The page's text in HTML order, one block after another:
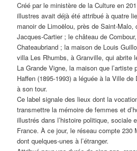
Créé par le ministère de la Culture en
illustres avait déjà été attribué à quatre
manoir de Limoëlou, près de Saint-Malo,
Jacques-Cartier ; le château de
Chateaubriand ; la maison de Louis
villa Les Rhumbs, à Granville, qui abrite
La Grande Vigne, la maison que l’artiste
Haffen (1895-1993) a léguée à la Ville de
à son tour.
Ce label signale des lieux dont la
transmettre la mémoire de femmes et
illustrés dans l’histoire politique, sociale
France. À ce jour, le réseau compte 230
dont quelques-unes à l’étranger.